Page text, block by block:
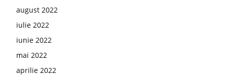
august 2022
iulie 2022
iunie 2022
mai 2022
aprilie 2022